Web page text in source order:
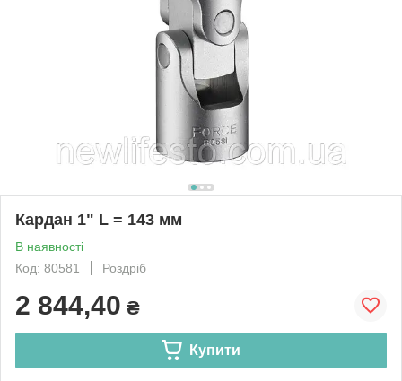
Кардан 1" L = 143 мм
В наявності
Код: 80581
Роздріб
2 844,40 ₴
Купити